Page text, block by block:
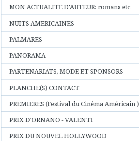
MON ACTUALITE D'AUTEUR: romans etc
NUITS AMERICAINES
PALMARES
PANORAMA
PARTENARIATS, MODE ET SPONSORS
PLANCHE(S) CONTACT
PREMIERES (Festival du Cinéma Américain )
PRIX D'ORNANO - VALENTI
PRIX DU NOUVEL HOLLYWOOD